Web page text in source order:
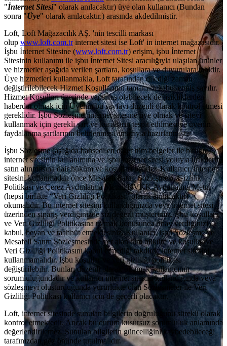
"İnternet Sitesi" olarak anılacaktır) üye olan kullanıcı (Bundan
sonra "Üye" olarak anılacaktır.) arasında akdedilmiştir.
Loft, Loft Mağazacılık AŞ. 'nin tescilli markası
olup www.loft.com.trinternet sitesi ise Loft' in internet mağazasıdır.
İşbu İnternet Sitesine (www.loft.com.tr) erişim, işbu İnternet
Sitesinin kullanımı ile işbu İnternet Sitesi aracılığıyla ulaşılan ürünler
ve hizmetler aşağıda verilen şartlara, koşullara ve duyurulara tabidir.
Üye hizmetleri kullanmakla, Loft tarafından dilediği zaman
değiştirilebilecek Hizmet Koşullarının tamamını kabul etmiş sayılır.
Hizmet Koşulları üzerinde yapılmış olabilecek değişikliklerden
haberdar olmak için Üyenin bu sayfayı düzenli olarak kontrol etmesi
gereklidir. İşbu Sözleşme, internet sitesine üye olmak ve siteyi
kullanmak için gerekli şart ve kuralların tespit edilmesi ve üyenin
faydalanma şartlarının belirlenmesi amacıyla hazırlanmıştır.
İşbu Sözleşme (aşağıda bahsedilen diğer tüm belgeler ile birlikte)
internet sitesinin kullanımına ve işbu internet sitesi yoluyla ürünlerin
satın alınmasına dair hüküm ve koşulları belirler. Kullanıcı, internet
sitesini kullanmadan önce Mesafeli Satım Sözleşmesi, Gizlilik
Politikası ve Çerez Aydınlatma Metni, KVKK Aydınlatma Metni
(hepsi birlikte “Veri Gizliliği Politikası” olarak anılacaktır)
okumalıdır. Bu internet sitesini kullandığınızda veya internet sitesi
üzerinden sipariş verdiğinizde siz değerli müşterimiz, işbu koşullara
ve Veri Gizliliği Politikasına uymak konusunda onay verdiğinizi
kabul, beyan ve taahhüt etmektesiniz. Kullanıcı, işbu Sözleşme ve
Mesafeli Satım Sözleşmesinde yer alan tüm hüküm ve koşullar ve
Veri Gizliliği Politikasını kabul etmediği takdirde internet sitesini
kullanmamalıdır. İşbu koşullar ve veri gizliliği politikası
değiştirilebilir. Bunları düzenli olarak okumak kullanıcının
sorumluluğundadır ve kullanıcı internet sitesini kullandığında veya
sözleşmeyi oluşturduğunda yürürlükte olan Sözleşmeler ile Veri
Gizliliği Politikası kullanıcı için de geçerli olacaktır.
Loft, internet sitesinde sunulan bilgilerin doğruluğunu sürekli olarak
kontrol etmektedir. Ancak bu durum kusursuz sorumluluk anlamında
değerlendirilemez. Sunulan bilgilerin güncelliğini kaybedebileceği
tarafınızdan göz önünde tutulmalıdır.